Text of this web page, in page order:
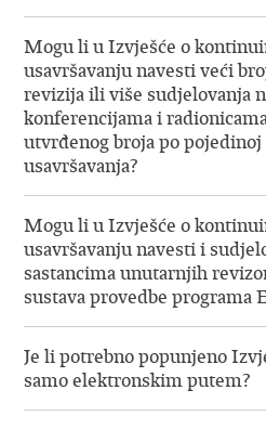
Mogu li u Izvješće o
usavršavanju navesti veći
revizija ili više sudjelovanja
konferencijama i
utvrđenog broja po
usavršavanja?
Mogu li u Izvješće o
usavršavanju navesti i
sastancima unutarnjih
sustava provedbe programa
Je li potrebno popunjeno
samo elektronskim putem?